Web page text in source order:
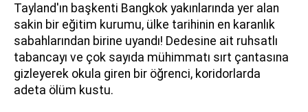
Tayland'ın başkenti Bangkok yakınlarında yer alan
sakin bir eğitim kurumu, ülke tarihinin en karanlık
sabahlarından birine uyandı! Dedesine ait ruhsatlı
tabancayı ve çok sayıda mühimmatı sırt çantasına
gizleyerek okula giren bir öğrenci, koridorlarda
adeta ölüm kustu.